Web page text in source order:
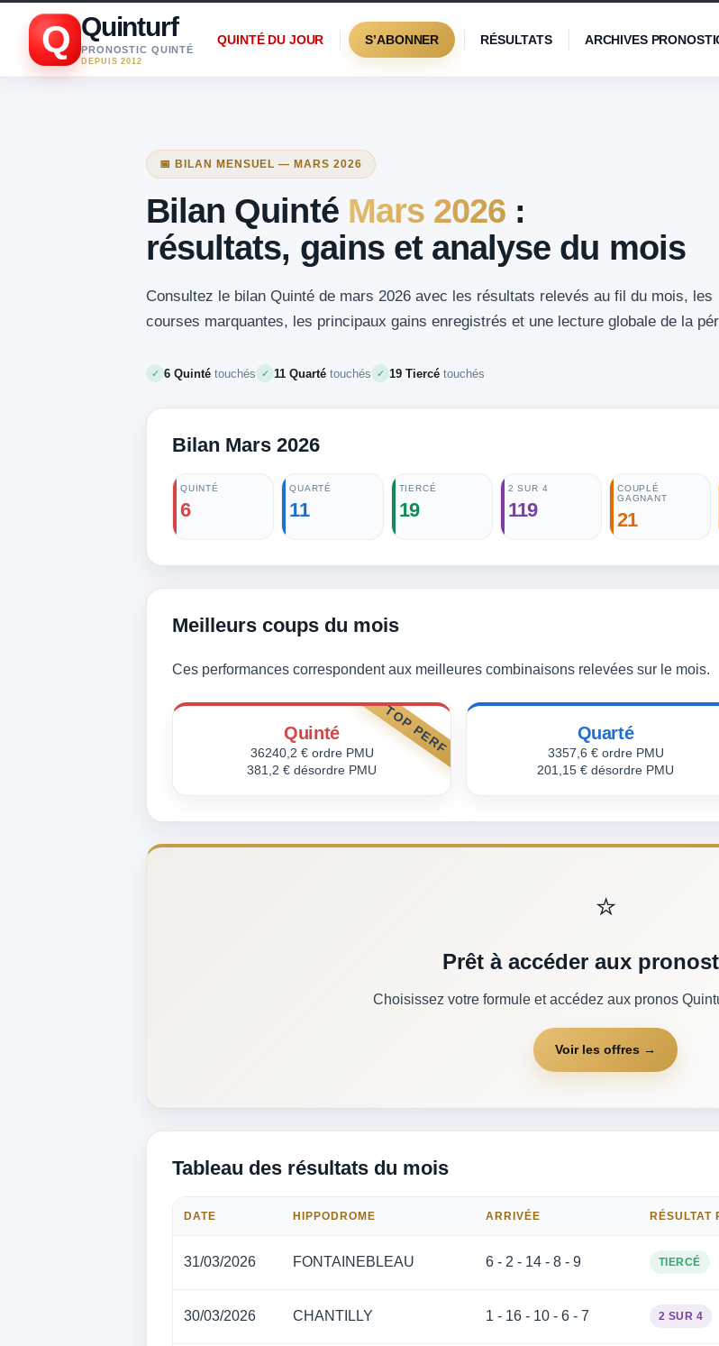
Q Quinturf
PRONOSTIC QUINTÉ
DEPUIS 2012
QUINTÉ DU JOUR S’ABONNER RÉSULTATS ARCHIVES
📅 BILAN MENSUEL — MARS 2026
Bilan Quinté Mars 2026 :
résultats, gains et analyse du mois
Consultez le bilan Quinté de mars 2026 avec les résultats relevés au fil du mois, les
courses marquantes, les principaux gains enregistrés et une lecture globale de la
✓ 6 Quinté touchés ✓ 11 Quarté touchés ✓ 19 Tiercé touchés
Bilan Mars 2026
QUINTÉ
6
QUARTÉ
11
TIERCÉ
19
2 SUR 4
119
COUPLÉ
GAGNANT
21
Meilleurs coups du mois
Ces performances correspondent aux meilleures combinaisons relevées sur le mois.
TOP PERF
Quinté
36240,2 € ordre PMU
381,2 € désordre PMU
Quarté
3357,6 € ordre PMU
201,15 € désordre PMU
⭐
Prêt à accéder aux
Choisissez votre formule et accédez aux pronos
Voir les offres →
Tableau des résultats du mois
DATE HIPPODROME ARRIVÉE RÉSULTAT
31/03/2026 FONTAINEBLEAU 6 - 2 - 14 - 8 - 9 TIERCÉ
30/03/2026 CHANTILLY 1 - 16 - 10 - 6 - 7 2 SUR 4